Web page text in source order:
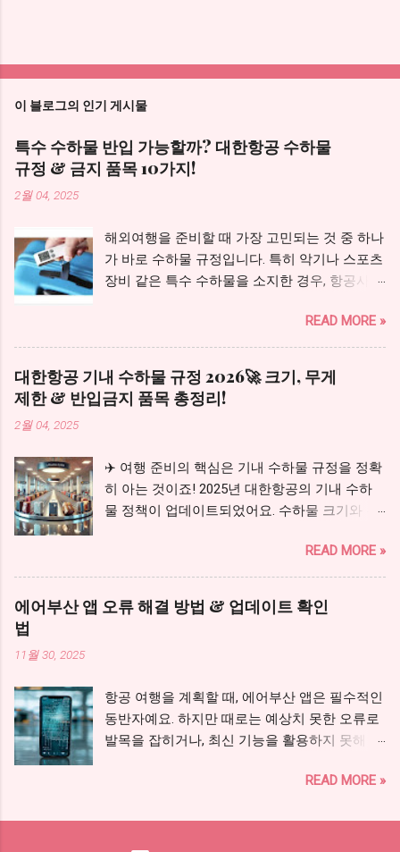
이 블로그의 인기 게시물
특수 수하물 반입 가능할까? 대한항공 수하물
규정 & 금지 품목 10가지!
2월 04, 2025
해외여행을 준비할 때 가장 고민되는 것 중 하나
가 바로 수하물 규정입니다. 특히 악기나 스포츠
장비 같은 특수 수하물을 소지한 경우, 항공사에
니다. 이번 글에서는 대한항공의 특수 수하물 반
입 규정과 함께 반입 금지 품목 10가지에 대해
알아보겠습니다. 수하물 종류에 따라 먼저 확인
하세요 일반 캐리어를 기내에 들고 탈 예정이라
면 대한항공 기내 수하물 크기와 무게 기준 을
한항공 국제선 초과 수하물 요금 계산 기준 도
함께 확인하는 것이 좋습니다. 초과 수하물 미리
계산하기 특수 수하물 허용 기준 및 요금 사전
기본 수하물 규정은 항공권 클래스 및 노선에 따
라 달라집니다. 기내 반입 수하물은 무게 10kg
이하, 크기 115cm 이내(삼면 합산)여야 합니다.
가할 수 있습니다. 무료 수하물 허용량 초과 시
초과 요금이 부과됩니다. 특수 수하물은 사전 문
의 및 예약이 필요할 수 있습니다. 일반 캐리어
와 개인 소지품의 개수·크기·무게 기준이 궁금하
다면 대한항공 기내 수하물 크기와 반입금지 품
수하물 함께 확인하기 기내 수하물 크기·무게 확
READ MORE »
대한항공 기내 수하물 규정 2026🚀 크기, 무게
제한 & 반입금지 품목 총정리!
2월 04, 2025
✈️ 여행 준비의 핵심은 기내 수하물 규정을 정확
히 아는 것이죠! 2025년 대한항공의 기내 수하
물 정책이 업데이트되었어요. 수하물 크기와 무
공항 트러블을 피하세요. 🚀 이번 가이드에서는
대한항공 기내 수하물 규정을 완벽 정리했어요.
비행기 탑승 전, 짐을 꾸릴 때 참고하면 정말 유
용할 거예요! 🛄 기내에 들고 타는 짐과 공항 카
하물 요금과 계산 기준 도 함께 확인하세요. 골
프채·스키·서핑보드·악기처럼 일반 캐리어가 아
닌 물품을 가져간다면 대한항공 특수 수하물 반
대한항공 수하물 바로 확인 운송제한 물품 확인
READ MORE »
에어부산 앱 오류 해결 방법 & 업데이트 확인
법
11월 30, 2025
항공 여행을 계획할 때, 에어부산 앱은 필수적인
동반자예요. 하지만 때로는 예상치 못한 오류로
발목을 잡히거나, 최신 기능을 활용하지 못해 아
오류는 큰 스트레스가 될 수 있어요. 이럴 때 당
에어부산 앱 오류 해결 방법과 업데이트 확인법
에 대한 모든 것을 꼼꼼하게 알려드릴게요. 여러
READ MORE »